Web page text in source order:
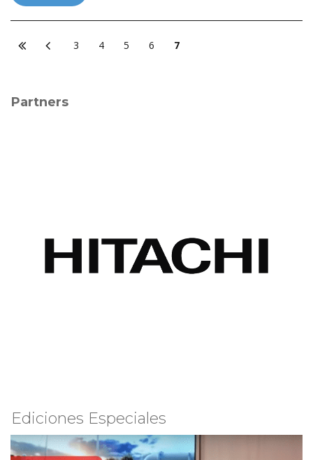
3 4 5 6 7
Partners
Ediciones Especiales